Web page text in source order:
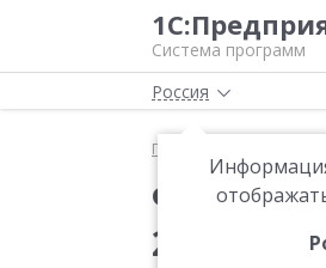
Система программ
Россия
Главная
Форма
2018 года